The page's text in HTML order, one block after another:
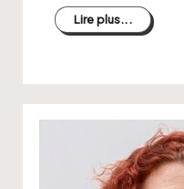
Lire plus...